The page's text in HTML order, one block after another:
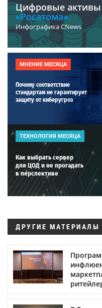
Цифровые активы
«Росатома».
Инфографика CNews
МНЕНИЕ МЕСЯЦА
Почему соответствие
стандартам не гарантирует
защиту от киберугроз
ТЕХНОЛОГИЯ МЕСЯЦА
Как выбрать сервер
для ЦОД и не прогадать
в перспективе
ДРУГИЕ МАТЕРИАЛЫ